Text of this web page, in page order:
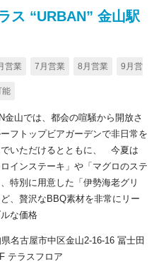
ス “URBAN” 金山駅
営業 7月営業 8月営業 9月営
能
金山では、都会の喧騒から開放さ
フトップビアガーデンで非日常を
いただけるとともに、 今夏は
ロインステーキ」や「マグロのステ
特別に用意した「伊勢海老グリ
、贅沢なBBQ素材を非常にリー
な価格
名古屋市中区金山2-16-16 冨士田
テラスフロア